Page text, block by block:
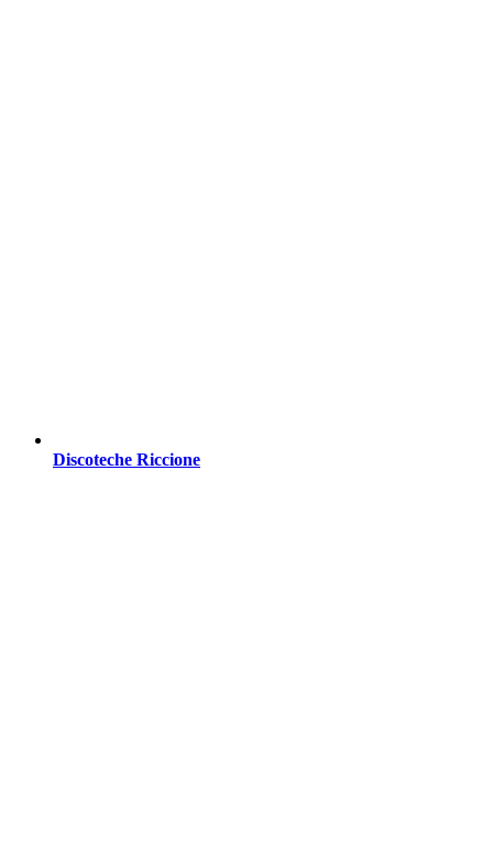
Discoteche Riccione